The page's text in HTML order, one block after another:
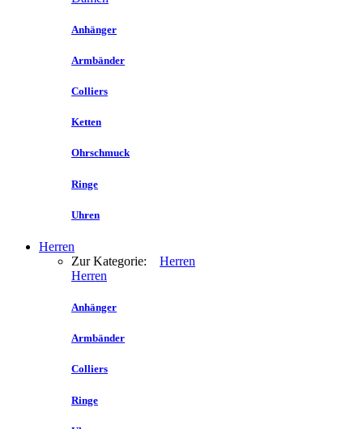
Anhänger
Armbänder
Colliers
Ketten
Ohrschmuck
Ringe
Uhren
Herren
Zur Kategorie: Herren
Herren
Anhänger
Armbänder
Colliers
Ringe